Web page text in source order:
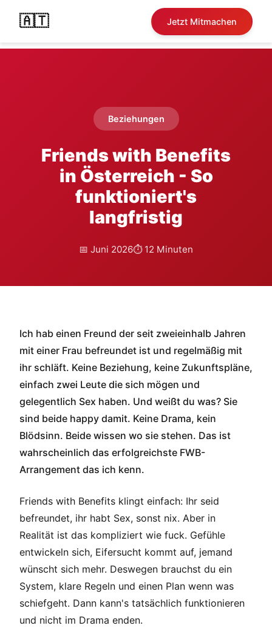
🇦🇹 Jetzt Mitmachen
Beziehungen
Friends with Benefits
in Österreich - So
funktioniert's
langfristig
📅 Juni 2026⏱️ 12 Minuten
Ich hab einen Freund der seit zweieinhalb Jahren
mit einer Frau befreundet ist und regelmäßig mit
ihr schläft. Keine Beziehung, keine Zukunftspläne,
einfach zwei Leute die sich mögen und
gelegentlich Sex haben. Und weißt du was? Sie
sind beide happy damit. Keine Drama, kein
Blödsinn. Beide wissen wo sie stehen. Das ist
wahrscheinlich das erfolgreichste FWB-
Arrangement das ich kenn.
Friends with Benefits klingt einfach: Ihr seid
befreundet, ihr habt Sex, sonst nix. Aber in
Realität ist das kompliziert wie fuck. Gefühle
entwickeln sich, Eifersucht kommt auf, jemand
wünscht sich mehr. Deswegen brauchst du ein
System, klare Regeln und einen Plan wenn was
schiefgeht. Dann kann's tatsächlich funktionieren
und nicht im Drama enden.